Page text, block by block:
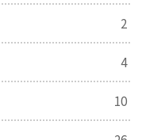
2
4
10